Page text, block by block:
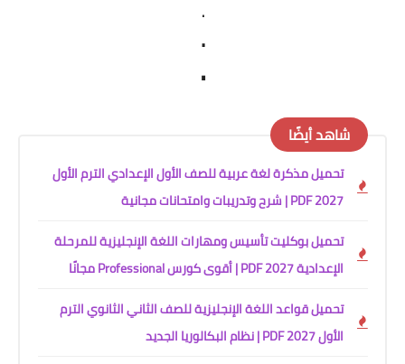
.
.
.
شاهد أيضًا
تحميل مذكرة لغة عربية للصف الأول الإعدادي الترم الأول
2027 PDF | شرح وتدريبات وامتحانات مجانية
تحميل بوكليت تأسيس ومهارات اللغة الإنجليزية للمرحلة
الإعدادية 2027 PDF | أقوى كورس Professional مجانًا
تحميل قواعد اللغة الإنجليزية للصف الثاني الثانوي الترم
الأول 2027 PDF | نظام البكالوريا الجديد